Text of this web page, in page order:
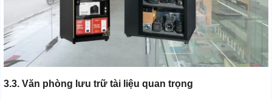
3.3. Văn phòng lưu trữ tài liệu quan trọng